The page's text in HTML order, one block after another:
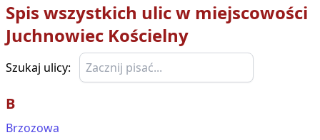
Spis wszystkich ulic w miejscowości
Juchnowiec Kościelny
Szukaj ulicy:
B
Brzozowa